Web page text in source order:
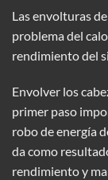
Las envolturas
problema del
rendimiento del
Envolver los
primer paso
robo de energía
da como
rendimiento y